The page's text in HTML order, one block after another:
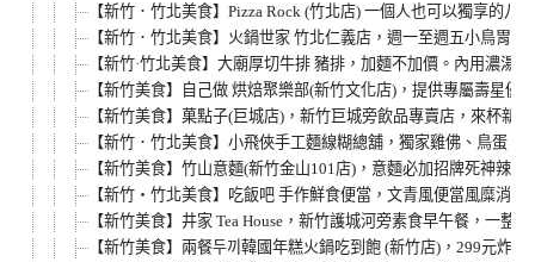
【新竹．竹北美食】Pizza Rock (竹北店) 一個人也可以獨享的
【新竹．竹北美食】火鍋世家 竹北仁義店，週一至週五小鳥胃
【新竹·竹北美食】大廟厚切牛排 豬排，加麵不加價。內用濃
【新竹美食】自己做 烘焙聚樂部(新竹文化店)，提供專屬壽星
【新竹美食】菓點子(巨城店)，新竹巨城旁飲品專賣店，來杯新
【新竹．竹北美食】小飛俠手工麵線糊總舖，獨家雞佛、鳥蛋
【新竹美食】竹山意麵(新竹金山101店)，意麵必加招牌死神辣
【新竹‧竹北美食】吃飯吧 手作鮮食便當，文青風便當風糜消
【新竹美食】井家 Tea House，新竹護城河旁素食早午餐，一
【新竹美食】兩餐두끼韓國年糕火鍋吃到飽 (新竹店)，299元炸